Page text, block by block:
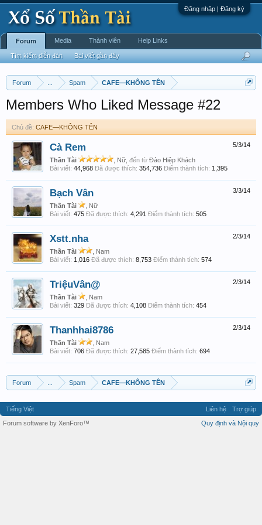
Đăng nhập | Đăng ký
Forum Spam CAFE—KHÔNG TÊN
Members Who Liked Message #22
Chủ đề: CAFE—KHÔNG TÊN
5/3/14
Cà Rem
Thần Tài , Nữ, đến từ Đảo Hiệp Khách
Bài viết: 44,968 Đã được thích: 354,736 Điểm thành tích: 1,395
3/3/14
Bạch Vân
Thần Tài
, Nữ
Bài viết: 475 Đã được thích: 4,291 Điểm thành tích: 505
2/3/14
Xstt.nha
Thần Tài
, Nam
Bài viết: 1,016 Đã được thích: 8,753 Điểm thành tích: 574
2/3/14
TriệuVân@
Thần Tài
, Nam
Bài viết: 329 Đã được thích: 4,108 Điểm thành tích: 454
2/3/14
Thanhhai8786
Thần Tài
, Nam
Bài viết: 706 Đã được thích: 27,585 Điểm thành tích: 694
Forum Spam CAFE—KHÔNG TÊN
Forum
Tìm kiếm diễn đàn Bài viết gần đây
Media Thành viên Help Links
Tiếng Việt Liên hệ
Trợ giúp
Quy định và Nội quy
Forum software by XenForo™